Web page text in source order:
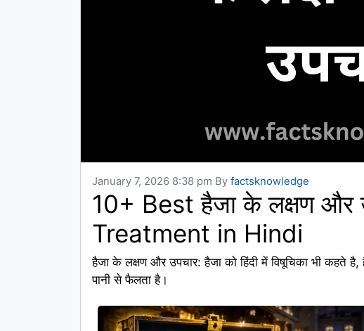
January 7, 2026 8:38 pm By factsknowledge
10+ Best हैजा के लक्षण और
Treatment in Hindi
हैजा के लक्षण और उपचार: हैजा को हिंदी में विषूचिका भी कहते
पानी से फैलता है।